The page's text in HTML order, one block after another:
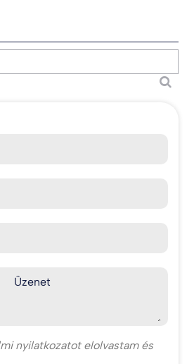
Üzenet
nyilatkozatot elolvastam és